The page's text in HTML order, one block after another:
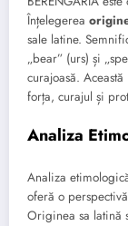
Înțelegerea
sale latine.
„bear” (urs) și
curajoasă.
forța, curajul și
Analiza
Analiza
oferă o
Originea sa latină